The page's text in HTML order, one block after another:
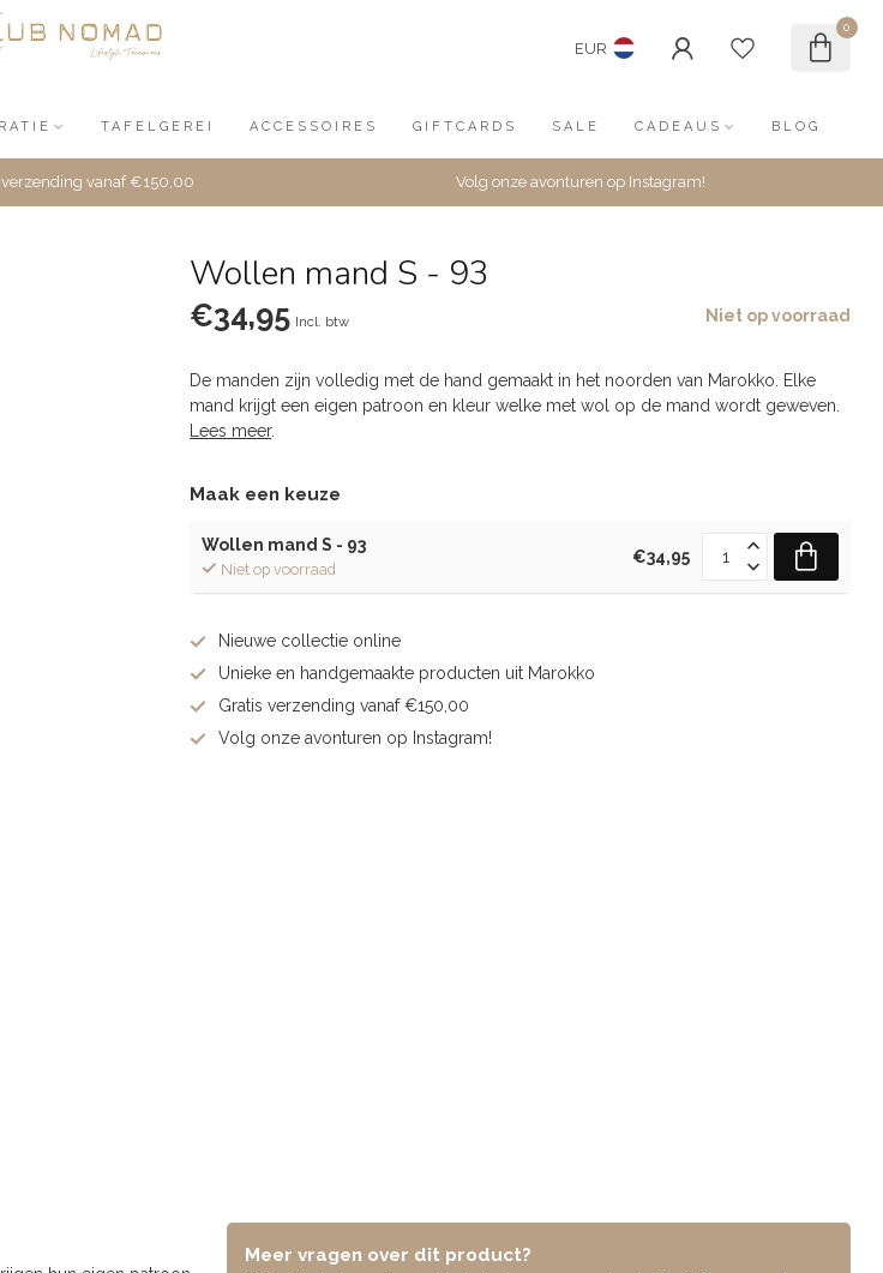
EUR
0
TAFELGEREI ACCESSOIRES GIFTCARDS SALE CADEAUS BLOG
verzending vanaf €150,00 Volg onze avonturen op Instagram!
Wollen mand S - 93
€34,95 Incl. btw Niet op voorraad
De manden zijn volledig met de hand gemaakt in het noorden van Marokko. Elke
mand krijgt een eigen patroon en kleur welke met wol op de mand wordt geweven.
Lees meer.
Maak een keuze
Wollen mand S - 93
Niet op voorraad
€34,95
Nieuwe collectie online
Unieke en handgemaakte producten uit Marokko
Gratis verzending vanaf €150,00
Volg onze avonturen op Instagram!
Meer vragen over dit product?